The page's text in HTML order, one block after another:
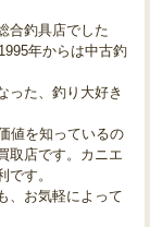
合釣具店でした
年からは中古釣
った、釣り大好き
値を知っているの
取店です。カニエ
す。
、お気軽によって